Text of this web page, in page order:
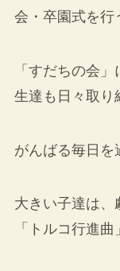
会・卒園式を行
「すだちの会
生達も日々取り
がんばる毎日を
大きい子達は、
「トルコ行進曲